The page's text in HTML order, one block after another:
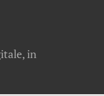
in